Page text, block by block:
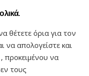
θέτετε όρια για τον
να απολογείστε και
προκειμένου να
τους